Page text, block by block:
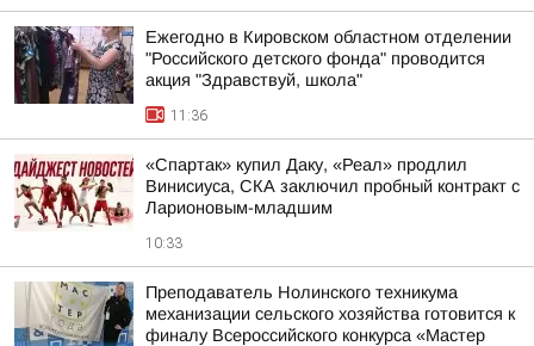
Ежегодно в Кировском областном отделении
"Российского детского фонда" проводится
акция "Здравствуй, школа"
11:36
«Спартак» купил Даку, «Реал» продлил
Винисиуса, СКА заключил пробный контракт с
Ларионовым-младшим
10:33
Преподаватель Нолинского техникума
механизации сельского хозяйства готовится к
финалу Всероссийского конкурса «Мастер